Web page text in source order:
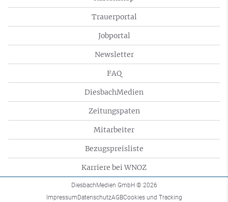
Trauerportal
Jobportal
Newsletter
FAQ
DiesbachMedien
Zeitungspaten
Mitarbeiter
Bezugspreisliste
Karriere bei WNOZ
DiesbachMedien GmbH © 2026
ImpressumDatenschutzAGBCookies und Tracking